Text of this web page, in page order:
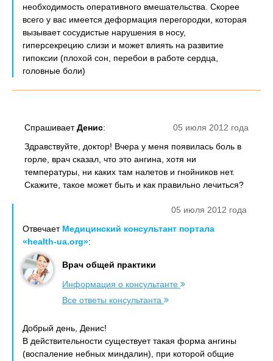
необходимость оперативного вмешательства. Скорее
всего у вас имеется деформация перегородки, которая
вызывает сосудистые нарушения в носу,
гиперсекрецию слизи и может влиять на развитие
гипоксии (плохой сон, перебои в работе сердца,
головные боли)
05 июля 2012 года
СпрашиваетДенис:
Здравствуйте, доктор! Вчера у меня появилась боль в
горле, врач сказал, что это ангина, хотя ни
температуры, ни каких там налетов и гнойников нет.
Скажите, такое может быть и как правильно лечиться?
05 июля 2012 года
Отвечает Медицинский консультант портала
«health-ua.org»:
Врач общей практики
Информация о консультанте
Все ответы консультанта
Добрый день, Денис!
В действительности существует такая форма ангины
(воспаление небных миндалин), при которой общие